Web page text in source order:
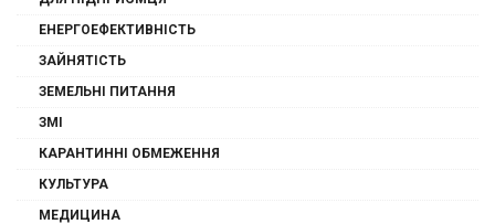
ЕНЕРГОЕФЕКТИВНІСТЬ
ЗАЙНЯТІСТЬ
ЗЕМЕЛЬНІ ПИТАННЯ
ЗМІ
КАРАНТИННІ ОБМЕЖЕННЯ
КУЛЬТУРА
МЕДИЦИНА